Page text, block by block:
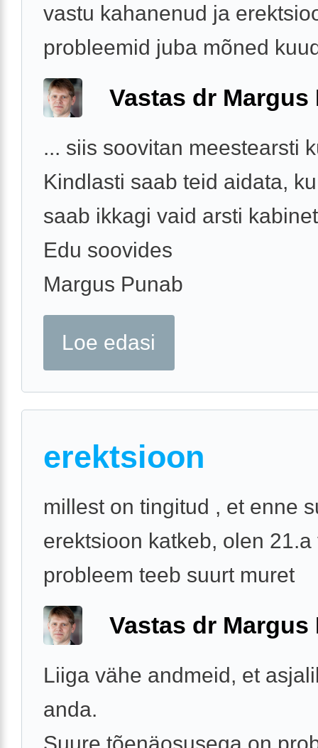
vastu kahanenud ja
probleemid juba mõned
Vastas dr Margus
... siis soovitan meestearsti
Kindlasti saab teid aidata,
saab ikkagi vaid arsti
Edu soovides
Margus Punab
Loe edasi
erektsioon
millest on tingitud , et enne
erektsioon katkeb, olen 21.a
probleem teeb suurt muret
Vastas dr Margus
Liiga vähe andmeid, et
anda.
Suure tõenäosusega on